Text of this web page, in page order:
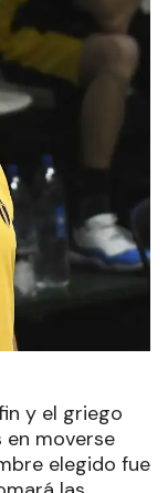
y el griego
moverse
elegido fue